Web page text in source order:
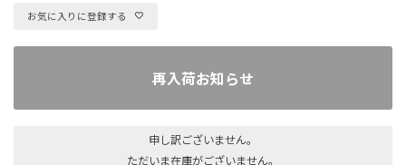
お気に入りに登録する
再入荷お知らせ
申し訳ございません。
ただいま在庫がございません。